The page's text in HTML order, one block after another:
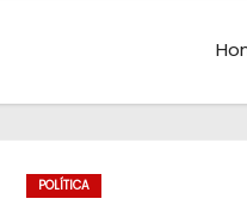
POLÍTICA